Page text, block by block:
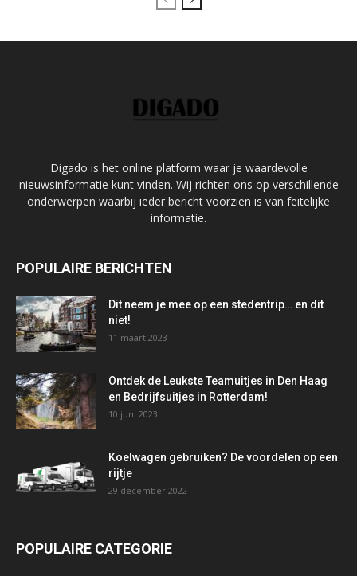
Digado is het online platform waar je waardevolle
nieuwsinformatie kunt vinden. Wij richten ons op verschillende
onderwerpen waarbij ieder bericht voorzien is van feitelijke
informatie.
POPULAIRE BERICHTEN
Dit neem je mee op een stedentrip… en dit
niet!
11 maart 2023
Ontdek de Leukste Teamuitjes in Den Haag
en Bedrijfsuitjes in Rotterdam!
10 juni 2023
Koelwagen gebruiken? De voordelen op een
rijtje
29 december 2022
POPULAIRE CATEGORIE